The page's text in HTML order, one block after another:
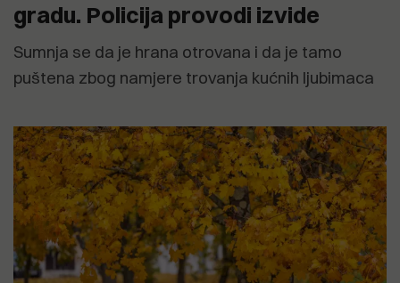
gradu. Policija provodi izvide
Sumnja se da je hrana otrovana i da je tamo
puštena zbog namjere trovanja kućnih ljubimaca